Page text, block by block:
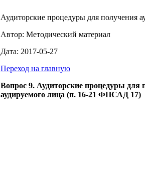
Аудиторские процедуры для получения
Автор: Методический материал
Дата: 2017-05-27
Переход на главную
Вопрос 9. Аудиторские процедуры для
аудируемого лица (п. 16-21 ФПСАД 17)